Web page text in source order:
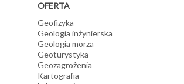
OFERTA
Geofizyka
Geologia inżynierska
Geologia morza
Geoturystyka
Geozagrożenia
Kartografia